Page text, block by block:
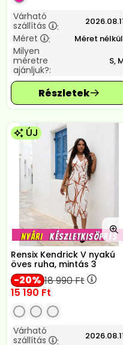
Várható
szállítás
:
Méret : Méret
Milyen
méretre
ajánljuk?:
S,
ÚJ
Rensix Kendrick V nyakú
öves ruha, mintás 3
20 18 990Ft
15 190 Ft
Várható
szállítás
: